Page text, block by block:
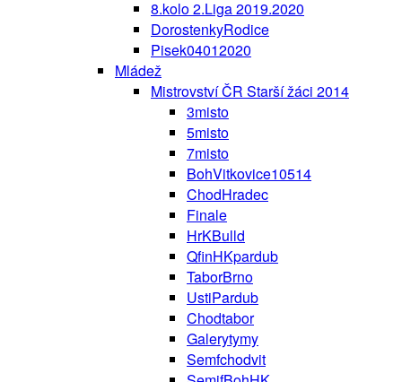
8.kolo 2.Liga 2019.2020
DorostenkyRodice
Pisek04012020
Mládež
Mistrovství ČR Starší žáci 2014
3misto
5misto
7misto
BohVitkovice10514
ChodHradec
Finale
HrKBulld
QfinHKpardub
TaborBrno
UstiPardub
Chodtabor
Galerytymy
Semfchodvit